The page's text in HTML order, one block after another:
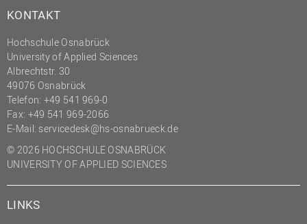
KONTAKT
Hochschule Osnabrück
University of Applied Sciences
Albrechtstr. 30
49076 Osnabrück
Telefon: +49 541 969-0
Fax: +49 541 969-2066
E-Mail: servicedesk@hs-osnabrueck.de
© 2026 HOCHSCHULE OSNABRÜCK
UNIVERSITY OF APPLIED SCIENCES
LINKS